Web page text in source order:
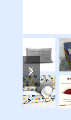
previous
slide
next
slide